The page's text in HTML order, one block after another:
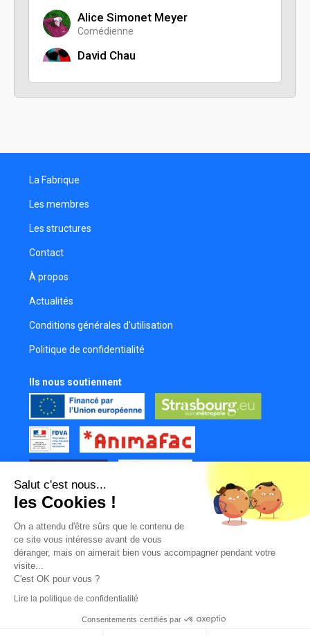
Alice Simonet Meyer
Comédienne
David Chau
Marie-Christine Willy
La Fabrique
Les membres
Les structures
Contact
À propos
Actualités
Conditions générales d'utilisation
Politique de confidentialité
Ils nous soutiennent
Tous nos partenaires
Mur des contributeurs
Salut c'est nous...
les Cookies !
On a attendu d'être sûrs que le contenu de
ce site vous intéresse avant de vous
déranger, mais on aimerait bien vous accompagner pendant votre
visite...
C'est OK pour vous ?
Lire la politique de confidentialité
Consentements certifiés par